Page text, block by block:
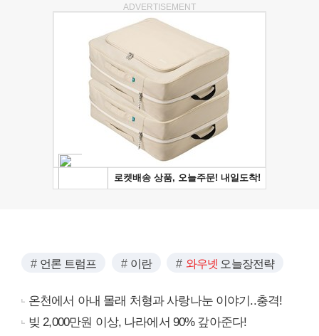
ADVERTISEMENT
언론 트럼프 이란 와우넷 오늘장전략
온천에서 아내 몰래 처형과 사랑나눈 이야기..충격!
빚 2,000만원 이상, 나라에서 90% 갚아준다!